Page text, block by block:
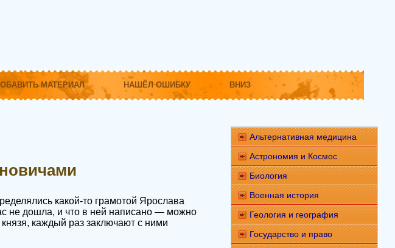
МАТЕРИАЛ НАШЁЛ ОШИБКУ ВНИЗ
какой-то грамотой Ярослава
не дошла, и что в ней написано — можно
каждый раз заключают с ними
Альтернативная медицина
Астрономия и Космос
Биология
Военная история
Геология и география
Государство и право